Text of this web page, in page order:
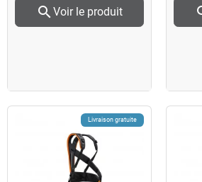
search Voir le produit
Livraison gratuite